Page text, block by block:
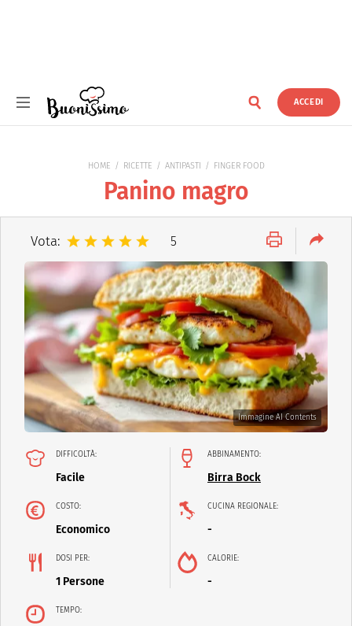
ACCEDI
HOME RICETTE ANTIPASTI FINGER FOOD
Panino magro
Vota: 5
Immagine AI Contents
DIFFICOLTÀ:
Facile
ABBINAMENTO:
Birra Bock
COSTO:
Economico
CUCINA REGIONALE:
-
DOSI PER:
1 Persone
CALORIE:
-
TEMPO: